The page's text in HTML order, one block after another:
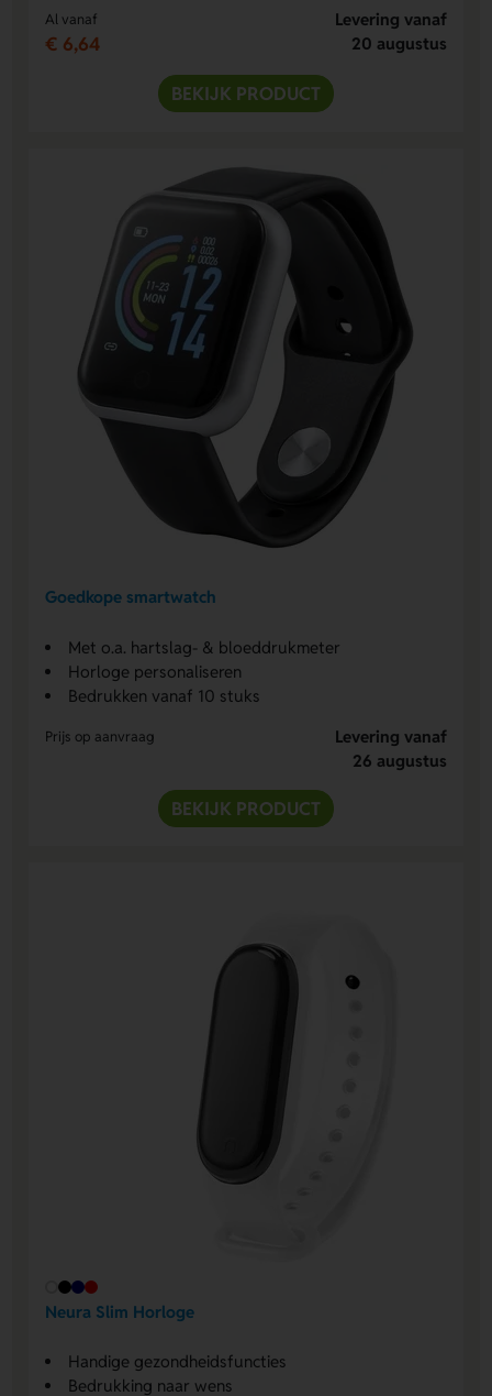
Al vanaf
€ 6,64
Levering vanaf
20 augustus
BEKIJK PRODUCT
Goedkope smartwatch
Met o.a. hartslag- & bloeddrukmeter
Horloge personaliseren
Bedrukken vanaf 10 stuks
Prijs op aanvraag
Levering vanaf
26 augustus
BEKIJK PRODUCT
Neura Slim Horloge
Handige gezondheidsfuncties
Bedrukking naar wens